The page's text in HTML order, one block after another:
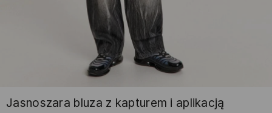
Jasnoszara bluza z kapturem i aplikacją